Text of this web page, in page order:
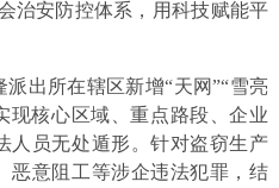
治安防控体系，用科技赋能平
出所在辖区新增“天网”“雪亮
现核心区域、重点路段、企业
人员无处遁形。针对盗窃生产
恶意阻工等涉企违法犯罪，结